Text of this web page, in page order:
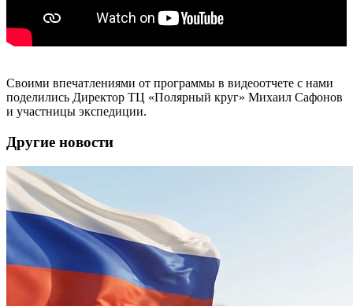
Своими впечатлениями от программы в видеоотчете с нами
поделились Директор ТЦ «Полярный круг» Михаил Сафонов
и участницы экспедиции.
Другие новости